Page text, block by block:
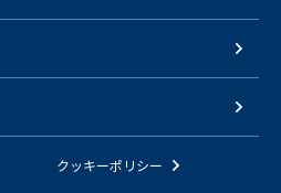
クッキーポリシー